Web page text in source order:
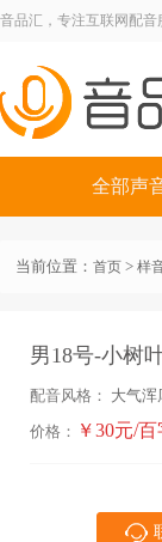
音品汇，专注互联网配音
全部声
当前位置： 首页 > 样
男18号-小树
配音风格： 大气浑
价格： ￥30元/百